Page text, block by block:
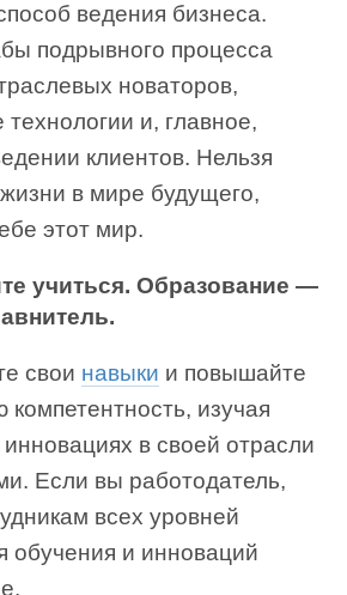
ведения бизнеса.
подрывного про­цесса
новаторов,
и, главное,
клиентов. Нельзя
жиз­ни в мире будущего,
этот мир.
учиться. Образование —
свои навыки и повышайте
компетентность, изучая
в своей отрасли
Если вы работодатель,
всех уровней
обучения и инноваций